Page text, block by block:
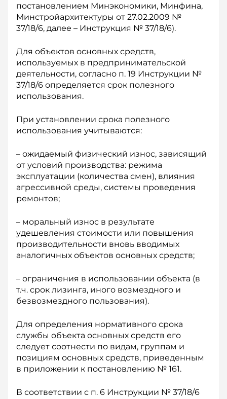
постановлением Минэкономики, Минфина,
Минстройархитектуры от 27.02.2009 №
37/18/6, далее – Инструкция № 37/18/6).
Для объектов основных средств,
используемых в предпринимательской
деятельности, согласно п. 19 Инструкции №
37/18/6 определяется срок полезного
использования.
При установлении срока полезного
использования учитываются:
– ожидаемый физический износ, зависящий
от условий производства: режима
эксплуатации (количества смен), влияния
агрессивной среды, системы проведения
ремонтов;
– моральный износ в результате
удешевления стоимости или повышения
производительности вновь вводимых
аналогичных объектов основных средств;
– ограничения в использовании объекта (в
т.ч. срок лизинга, иного возмездного и
безвозмездного пользования).
Для определения нормативного срока
службы объекта основных средств его
следует соотнести по видам, группам и
позициям основных средств, приведенным
в приложении к постановлению № 161.
В соответствии с п. 6 Инструкции № 37/18/6